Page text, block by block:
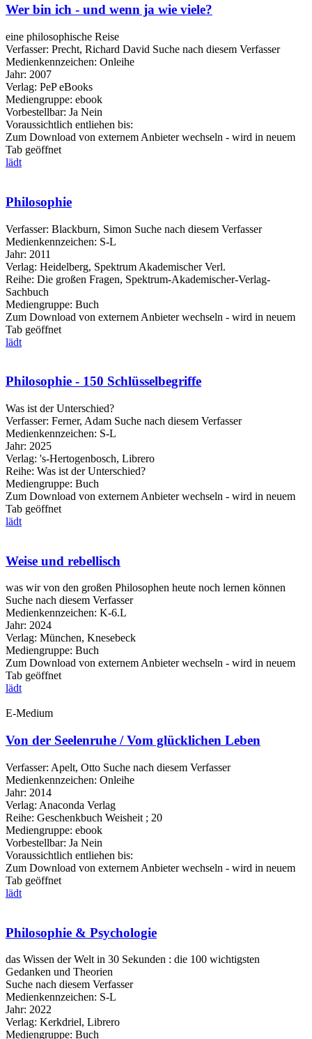
Wer bin ich - und wenn ja wie viele?
eine philosophische Reise
Verfasser: Precht, Richard David Suche nach diesem Verfasser
Medienkennzeichen: Onleihe
Jahr: 2007
Verlag: PeP eBooks
Mediengruppe: ebook
Vorbestellbar: Ja Nein
Voraussichtlich entliehen bis:
Zum Download von externem Anbieter wechseln - wird in neuem
Tab geöffnet
lädt
Philosophie
Verfasser: Blackburn, Simon Suche nach diesem Verfasser
Medienkennzeichen: S-L
Jahr: 2011
Verlag: Heidelberg, Spektrum Akademischer Verl.
Reihe: Die großen Fragen, Spektrum-Akademischer-Verlag-
Sachbuch
Mediengruppe: Buch
Zum Download von externem Anbieter wechseln - wird in neuem
Tab geöffnet
lädt
Philosophie - 150 Schlüsselbegriffe
Was ist der Unterschied?
Verfasser: Ferner, Adam Suche nach diesem Verfasser
Medienkennzeichen: S-L
Jahr: 2025
Verlag: 's-Hertogenbosch, Librero
Reihe: Was ist der Unterschied?
Mediengruppe: Buch
Zum Download von externem Anbieter wechseln - wird in neuem
Tab geöffnet
lädt
Weise und rebellisch
was wir von den großen Philosophen heute noch lernen können
Suche nach diesem Verfasser
Medienkennzeichen: K-6.L
Jahr: 2024
Verlag: München, Knesebeck
Mediengruppe: Buch
Zum Download von externem Anbieter wechseln - wird in neuem
Tab geöffnet
lädt
E-Medium
Von der Seelenruhe / Vom glücklichen Leben
Verfasser: Apelt, Otto Suche nach diesem Verfasser
Medienkennzeichen: Onleihe
Jahr: 2014
Verlag: Anaconda Verlag
Reihe: Geschenkbuch Weisheit ; 20
Mediengruppe: ebook
Vorbestellbar: Ja Nein
Voraussichtlich entliehen bis:
Zum Download von externem Anbieter wechseln - wird in neuem
Tab geöffnet
lädt
Philosophie & Psychologie
das Wissen der Welt in 30 Sekunden : die 100 wichtigsten
Gedanken und Theorien
Suche nach diesem Verfasser
Medienkennzeichen: S-L
Jahr: 2022
Verlag: Kerkdriel, Librero
Mediengruppe: Buch